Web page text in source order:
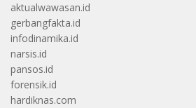
aktualwawasan.id
gerbangfakta.id
infodinamika.id
narsis.id
pansos.id
forensik.id
hardiknas.com